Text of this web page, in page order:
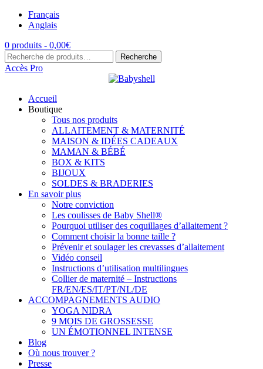
Français
Anglais
0 produits - 0,00€
Recherche
pour :
Recherche
Accès Pro
Accueil
Boutique
Tous nos produits
ALLAITEMENT & MATERNITÉ
MAISON & IDÉES CADEAUX
MAMAN & BÉBÉ
BOX & KITS
BIJOUX
SOLDES & BRADERIES
En savoir plus
Notre conviction
Les coulisses de Baby Shell®
Pourquoi utiliser des coquillages d’allaitement ?
Comment choisir la bonne taille ?
Prévenir et soulager les crevasses d’allaitement
Vidéo conseil
Instructions d’utilisation multilingues
Collier de maternité – Instructions
FR/EN/ES/IT/PT/NL/DE
ACCOMPAGNEMENTS AUDIO
YOGA NIDRA
9 MOIS DE GROSSESSE
UN ÉMOTIONNEL INTENSE
Blog
Où nous trouver ?
Presse